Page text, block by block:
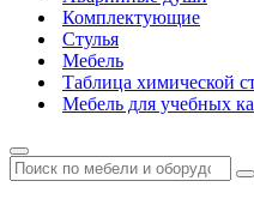
Комплектующие
Стулья
Мебель
Таблица химической
Мебель для учебных